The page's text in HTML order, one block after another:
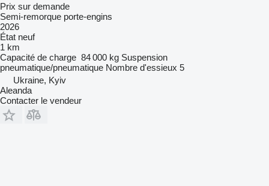
Prix sur demande
Semi-remorque porte-engins
2026
État neuf
1 km
Capacité de charge 84 000 kg Suspension
pneumatique/pneumatique Nombre d'essieux 5
Ukraine, Kyiv
Aleanda
Contacter le vendeur